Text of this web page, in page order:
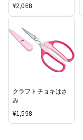
¥2,068
クラフトチョキはさ
み
¥1,598